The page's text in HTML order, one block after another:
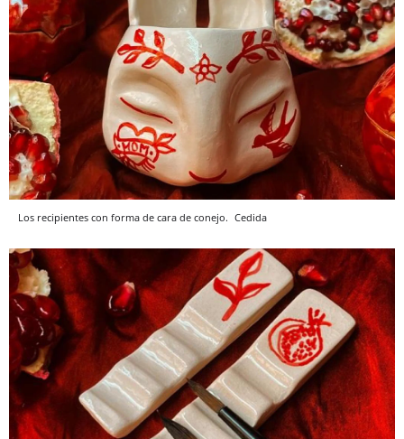
Los recipientes con forma de cara de conejo. Cedida